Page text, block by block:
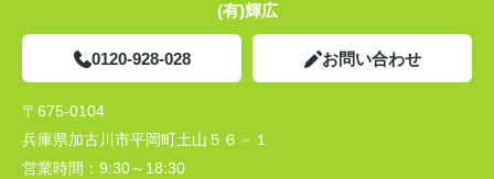
(有)輝広
0120-928-028 お問い合わせ
〒675-0104
兵庫県加古川市平岡町土山５６－１
営業時間： 9:30～18:30